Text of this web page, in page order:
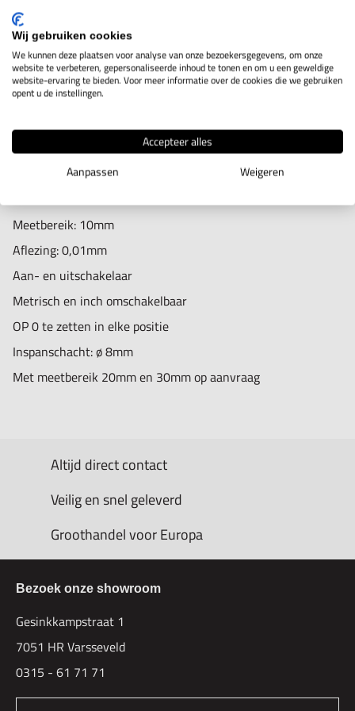
IN WINKELWAGEN
Productomschrijving
Digitale vierkante meetklok die gebruikt kan worden op
plaatsen waar weinig ruimte is
Meetbereik: 10mm
Aflezing: 0,01mm
Aan- en uitschakelaar
Metrisch en inch omschakelbaar
OP 0 te zetten in elke positie
Inspanschacht: ø 8mm
Met meetbereik 20mm en 30mm op aanvraag
Altijd direct contact
Veilig en snel geleverd
Groothandel voor Europa
Bezoek onze showroom
Gesinkkampstraat 1
7051 HR Varsseveld
0315 - 61 71 71
Wij gebruiken cookies
We kunnen deze plaatsen voor analyse van onze bezoekersgegevens, om onze
website te verbeteren, gepersonaliseerde inhoud te tonen en om u een geweldige
website-ervaring te bieden. Voor meer informatie over de cookies die we gebruiken
opent u de instellingen.
Accepteer alles
Aanpassen
Weigeren